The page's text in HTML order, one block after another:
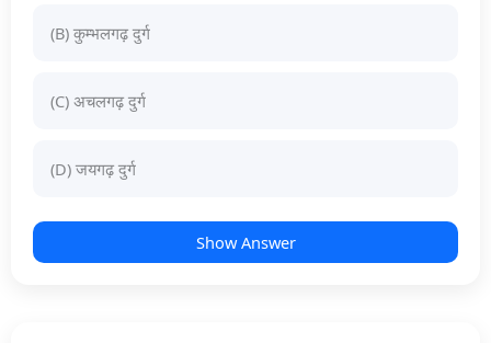
(B) कुम्भलगढ़ दुर्ग
(C) अचलगढ़ दुर्ग
(D) जयगढ़ दुर्ग
Show Answer